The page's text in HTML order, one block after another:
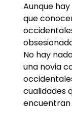
Aunque
que
No hay
una novia
cualidades
encuentran